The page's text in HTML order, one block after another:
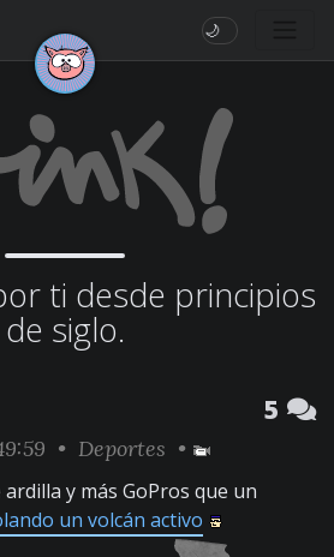
🌙
ti desde principios
de siglo.
5
• Deportes •
y más GoPros que un
un volcán activo